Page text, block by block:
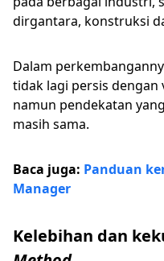
dirgantara, konstruksi
Dalam
tidak lagi persis dengan
namun pendekatan
masih sama.
Baca juga: Panduan
Manager
Kelebihan dan